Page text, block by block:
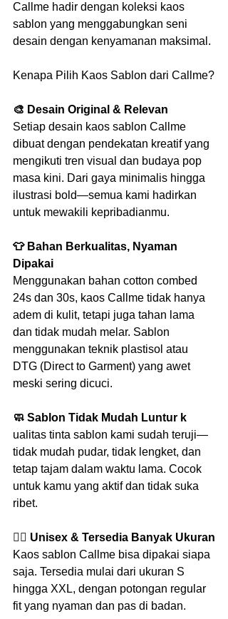
Callme hadir dengan koleksi kaos
sablon yang menggabungkan seni
desain dengan kenyamanan maksimal.
Kenapa Pilih Kaos Sablon dari Callme?
🎨 Desain Original & Relevan
Setiap desain kaos sablon Callme
dibuat dengan pendekatan kreatif yang
mengikuti tren visual dan budaya pop
masa kini. Dari gaya minimalis hingga
ilustrasi bold—semua kami hadirkan
untuk mewakili kepribadianmu.
👕 Bahan Berkualitas, Nyaman
Dipakai
Menggunakan bahan cotton combed
24s dan 30s, kaos Callme tidak hanya
adem di kulit, tetapi juga tahan lama
dan tidak mudah melar. Sablon
menggunakan teknik plastisol atau
DTG (Direct to Garment) yang awet
meski sering dicuci.
🧼 Sablon Tidak Mudah Luntur k
ualitas tinta sablon kami sudah teruji—
tidak mudah pudar, tidak lengket, dan
tetap tajam dalam waktu lama. Cocok
untuk kamu yang aktif dan tidak suka
ribet.
🧍‍♂️ Unisex & Tersedia Banyak Ukuran
Kaos sablon Callme bisa dipakai siapa
saja. Tersedia mulai dari ukuran S
hingga XXL, dengan potongan regular
fit yang nyaman dan pas di badan.